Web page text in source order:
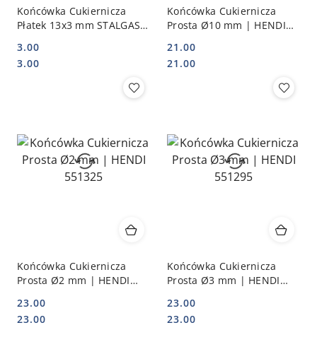
Końcówka Cukiernicza
Płatek 13x3 mm STALGAST
Cena:
3.00
Cena:
3.00
Końcówka Cukiernicza
Prosta Ø10 mm | HENDI
Cena:
21.00
Cena:
21.00
Końcówka Cukiernicza
Prosta Ø2 mm | HENDI
Cena:
23.00
Cena:
23.00
Końcówka Cukiernicza
Prosta Ø3 mm | HENDI
Cena:
23.00
Cena:
23.00